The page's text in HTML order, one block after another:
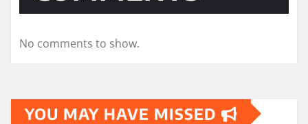
No comments to show.
YOU MAY HAVE MISSED